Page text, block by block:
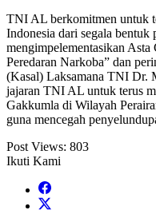
TNI AL berkomitmen untuk
Indonesia dari segala bentuk
mengimpelementasikan
Peredaran Narkoba” dan
(Kasal) Laksamana TNI Dr.
jajaran TNI AL untuk terus
Gakkumla di Wilayah
guna mencegah
Post Views: 803
Ikuti Kami